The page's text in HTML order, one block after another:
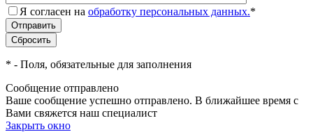
Я согласен на обработку персональных данных.*
* - Поля, обязательные для заполнения
Сообщение отправлено
Ваше сообщение успешно отправлено. В ближайшее время с
Вами свяжется наш специалист
Закрыть окно